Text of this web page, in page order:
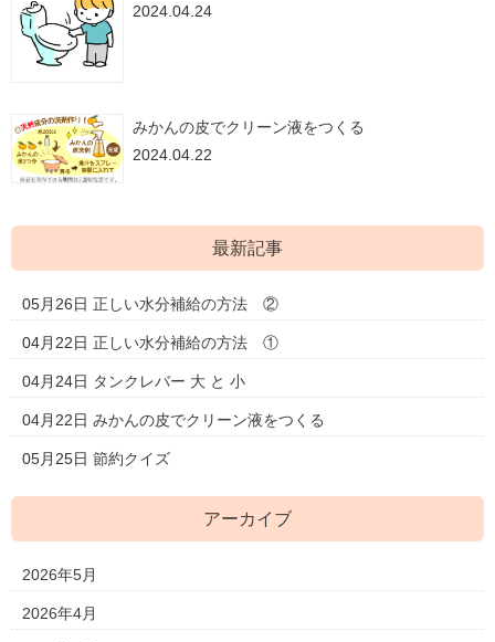
2024.04.24
みかんの皮でクリーン液をつくる
2024.04.22
最新記事
05月26日 正しい水分補給の方法 ②
04月22日 正しい水分補給の方法 ①
04月24日 タンクレバー 大 と 小
04月22日 みかんの皮でクリーン液をつくる
05月25日 節約クイズ
アーカイブ
2026年5月
2026年4月